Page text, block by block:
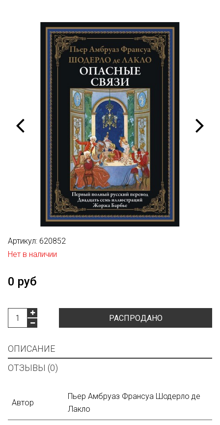
Артикул: 620852
Нет в наличии
0 руб
РАСПРОДАНО
ОПИСАНИЕ
ОТЗЫВЫ (0)
Автор
Пьер Амбруаз Франсуа Шодерло де
Лакло